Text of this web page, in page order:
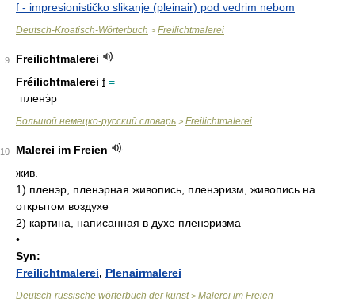
f - impresionističko slikanje (pleinair) pod vedrim nebom
Deutsch-Kroatisch-Wörterbuch > Freilichtmalerei
9
Freilichtmalerei
Fréilichtmalerei f =
пленэ́р
Большой немецко-русский словарь > Freilichtmalerei
10
Malerei im Freien
жив.
1) пленэр, пленэрная живопись, пленэризм, живопись на
открытом воздухе
2) картина, написанная в духе пленэризма
•
Syn:
Freilichtmalerei, Plenairmalerei
Deutsch-russische wörterbuch der kunst> Malerei im Freien